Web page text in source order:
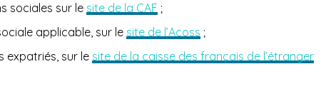
sociales sur le site de la CAF ;
applicable, sur le site de l’Acoss ;
expatriés, sur le site de la caisse des français de l’étranger